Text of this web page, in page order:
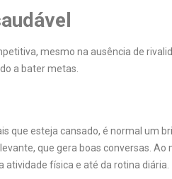
mesmo na ausência de
a bater metas.
que esteja cansado, é normal um
que gera boas conversas.
atividade física e até da rotina diária.